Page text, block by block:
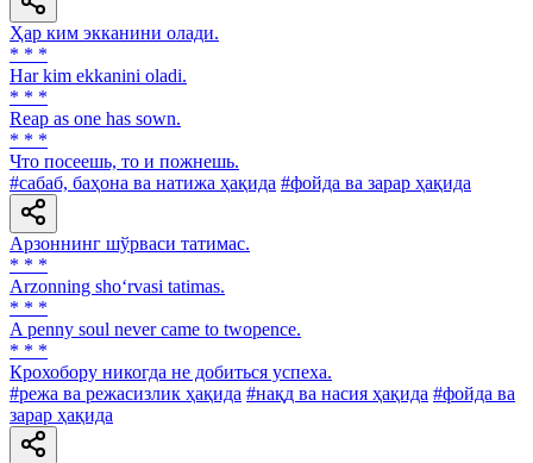
Ҳар ким экканини олади.
* * *
Har kim ekkanini oladi.
* * *
Reap as one has sown.
* * *
Что посеешь, то и пожнешь.
#сабаб, баҳона ва натижа ҳақида #фойда ва зарар ҳақида
Арзоннинг шўрваси татимас.
* * *
Arzonning sho‘rvasi tatimas.
* * *
A penny soul never came to twopence.
* * *
Крохобору никогда не добиться успеха.
#режа ва режасизлик ҳақида #нақд ва насия ҳақида #фойда ва
зарар ҳақида